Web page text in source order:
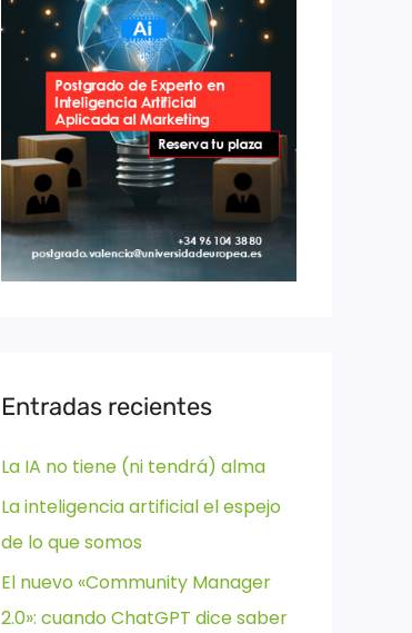
Entradas recientes
La IA no tiene (ni tendrá) alma
La inteligencia artificial el espejo
de lo que somos
El nuevo «Community Manager
2.0»: cuando ChatGPT dice saber